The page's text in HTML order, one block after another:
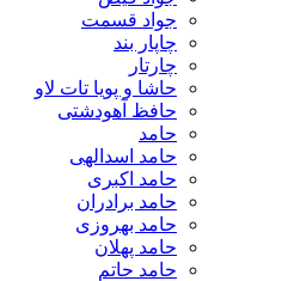
جواد قسمت
چاپار بند
چارتار
حاشا و پویا تات لاو
حافظ آهودشتی
حامد
حامد اسدالهی
حامد اکبری
حامد برادران
حامد بهروزی
حامد پهلان
حامد حاتم